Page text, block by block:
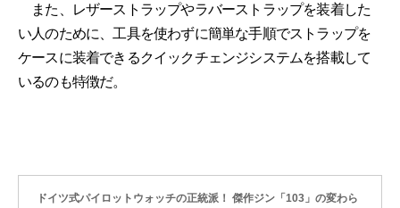
また、レザーストラップやラバーストラップを装着した
い人のために、工具を使わずに簡単な手順でストラップを
ケースに装着できるクイックチェンジシステムを搭載して
いるのも特徴だ。
ドイツ式パイロットウォッチの正統派！ 傑作ジン「103」の変わら